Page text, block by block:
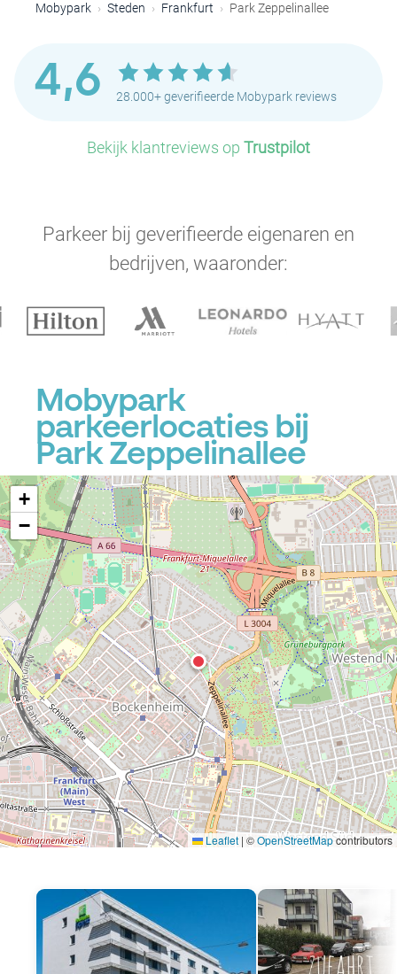
Mobypark Steden Frankfurt Park Zeppelinallee
4,6 28.000+ geverifieerde Mobypark reviews
Bekijk klantreviews op Trustpilot
Parkeer bij geverifieerde eigenaren en
bedrijven, waaronder:
Mobypark
parkeerlocaties bij
Park Zeppelinallee
+
−
Leaflet | ©OpenStreetMapcontributors